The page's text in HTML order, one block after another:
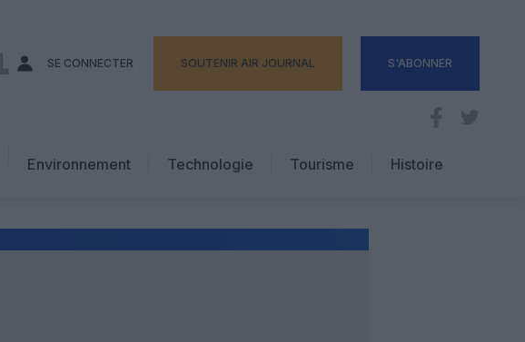
SE CONNECTER SOUTENIR AIR JOURNAL S'ABONNER
Environnement Technologie
Tourisme
Hôtellerie
Histoire